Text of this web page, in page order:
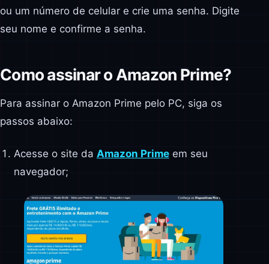
ou um número de celular e crie uma senha. Digite
seu nome e confirme a senha.
Como assinar o Amazon Prime?
Para assinar o Amazon Prime pelo PC, siga os
passos abaixo:
Acesse o site da Amazon Primeem seu
navegador;